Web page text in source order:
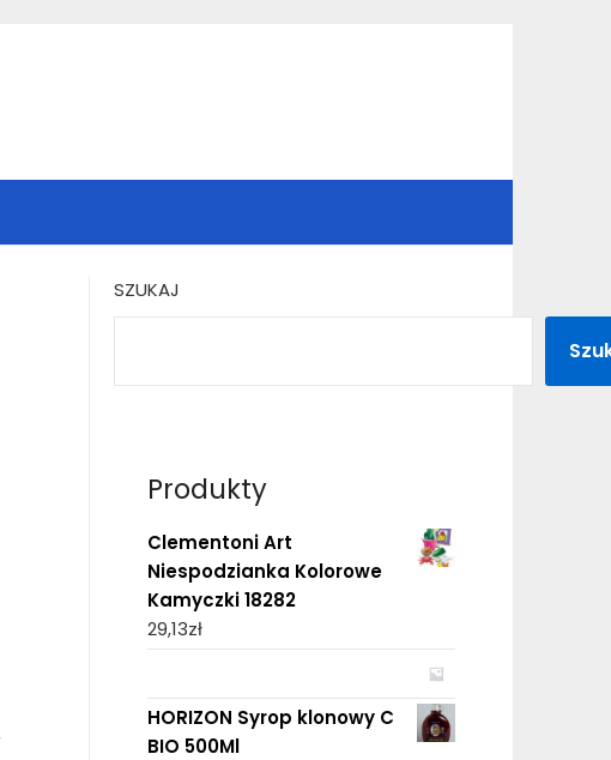
SZUKAJ
Produkty
Clementoni Art
Niespodzianka Kolorowe
Kamyczki 18282
29,13zł
HORIZON Syrop klonowy C
BIO 500Ml